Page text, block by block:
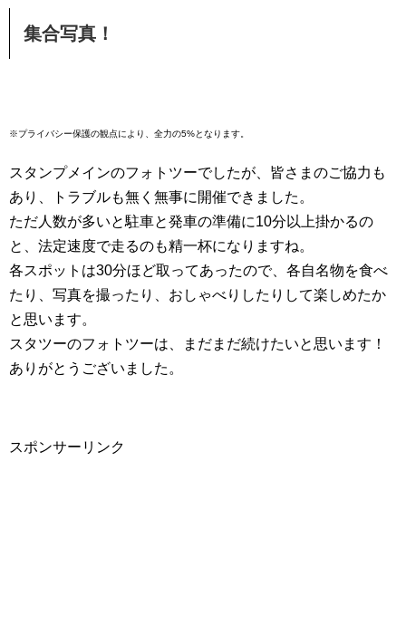
集合写真！
※プライバシー保護の観点により、全力の5%となります。
スタンプメインのフォトツーでしたが、皆さまのご協力も
あり、トラブルも無く無事に開催できました。
ただ人数が多いと駐車と発車の準備に10分以上掛かるの
と、法定速度で走るのも精一杯になりますね。
各スポットは30分ほど取ってあったので、各自名物を食べ
たり、写真を撮ったり、おしゃべりしたりして楽しめたか
と思います。
スタツーのフォトツーは、まだまだ続けたいと思います！
ありがとうございました。
スポンサーリンク